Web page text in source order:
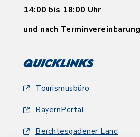
14:00 bis 18:00 Uhr
und nach Terminvereinbarung
Quicklinks
Tourismusbüro
BayernPortal
Berchtesgadener Land